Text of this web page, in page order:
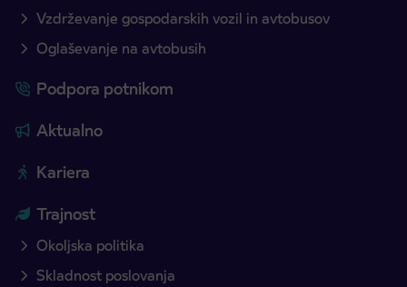
Vzdrževanje gospodarskih vozil in avtobusov
Oglaševanje na avtobusih
Podpora potnikom
Aktualno
Kariera
Trajnost
Okoljska politika
Skladnost poslovanja